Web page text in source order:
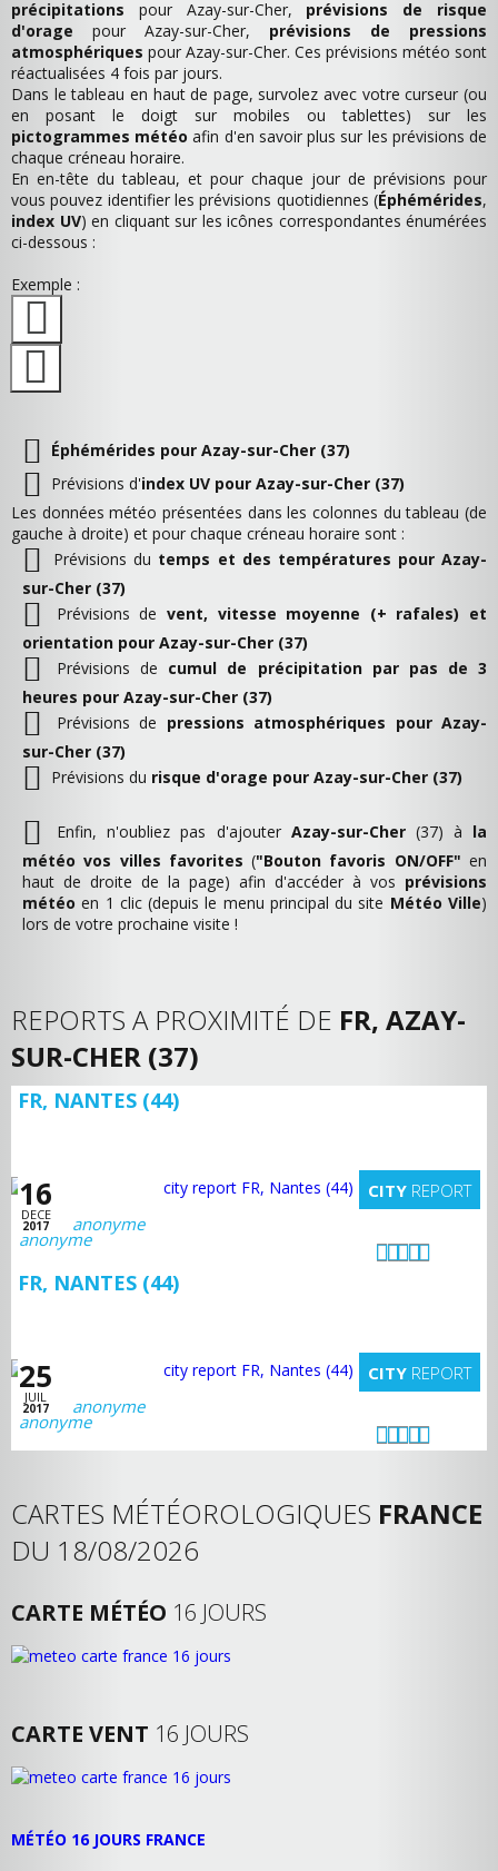
précipitations pour Azay-sur-Cher, prévisions de risque
d'orage pour Azay-sur-Cher, prévisions de pressions
atmosphériques pour Azay-sur-Cher. Ces prévisions météo sont
réactualisées 4 fois par jours.
Dans le tableau en haut de page, survolez avec votre curseur (ou
en posant le doigt sur mobiles ou tablettes) sur les
pictogrammes météo afin d'en savoir plus sur les prévisions de
chaque créneau horaire.
En en-tête du tableau, et pour chaque jour de prévisions pour
vous pouvez identifier les prévisions quotidiennes (Éphémérides,
index UV) en cliquant sur les icônes correspondantes énumérées
ci-dessous :
Exemple :
Éphémérides pour Azay-sur-Cher (37)
Prévisions d'index UV pour Azay-sur-Cher (37)
Les données météo présentées dans les colonnes du tableau (de
gauche à droite) et pour chaque créneau horaire sont :
Prévisions du temps et des températures pour Azay-
sur-Cher (37)
Prévisions de vent, vitesse moyenne (+ rafales) et
orientation pour Azay-sur-Cher (37)
Prévisions de cumul de précipitation par pas de 3
heures pour Azay-sur-Cher (37)
Prévisions de pressions atmosphériques pour Azay-
sur-Cher (37)
Prévisions du risque d'orage pour Azay-sur-Cher (37)
Enfin, n'oubliez pas d'ajouter Azay-sur-Cher(37) à la
météo vos villes favorites ("Bouton favoris ON/OFF" en
haut de droite de la page) afin d'accéder à vos prévisions
météo en 1 clic (depuis le menu principal du site Météo Ville)
lors de votre prochaine visite !
REPORTS A PROXIMITÉ DE FR, AZAY-
SUR-CHER (37)
FR, NANTES (44)
16
DECE
2017
CITY REPORT
anonyme
FR, NANTES (44)
25
JUIL
2017
CITY REPORT
anonyme
CARTES MÉTÉOROLOGIQUES FRANCE
DU 18/08/2026
CARTE MÉTÉO 16 JOURS
CARTE VENT 16 JOURS
MÉTÉO 16 JOURS FRANCE